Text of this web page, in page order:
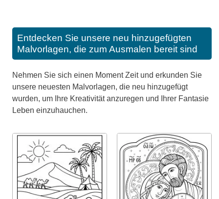
Entdecken Sie unsere neu hinzugefügten
Malvorlagen, die zum Ausmalen bereit sind
Nehmen Sie sich einen Moment Zeit und erkunden Sie
unsere neuesten Malvorlagen, die neu hinzugefügt
wurden, um Ihre Kreativität anzuregen und Ihrer Fantasie
Leben einzuhauchen.